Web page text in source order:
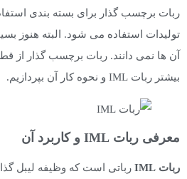
ربات برچسب گذار برای بسته بندی
تولیدات استفاده می شود. البته هنوز
آن ها نمی دانند. ربات برچسب گذار
بیشتر ربات IML و نحوه کار آن بپردازیم.
معرفی ربات IML و کاربرد آن
ربات IML رباتی است که وظیفه لیبل